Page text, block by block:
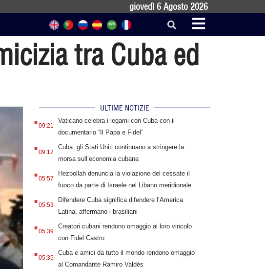
giovedì 6 Agosto 2026
tra Cuba ed
ULTIME NOTIZIE
.09:21
Vaticano celebra i legami con Cuba con il
documentario “Il Papa e Fidel”
.09:12
Cuba: gli Stati Uniti continuano a stringere la
morsa sull’economia cubana
.05:57
Hezbollah denuncia la violazione del cessate il
fuoco da parte di Israele nel Libano meridionale
.05:53
Difendere Cuba significa difendere l’America
Latina, affermano i brasiliani
.05:39
Creatori cubani rendono omaggio al loro vincolo
con Fidel Castro
.05:35
Cuba e amici da tutto il mondo rendono omaggio
al Comandante Ramiro Valdés